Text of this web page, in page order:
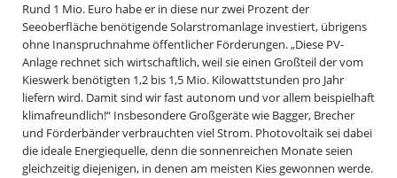
Rund 1 Mio. Euro habe er in diese nur zwei Prozent der
Seeoberfläche benötigende Solarstromanlage investiert, übrigens
ohne Inanspruchnahme öffentlicher Förderungen. „Diese PV-
Anlage rechnet sich wirtschaftlich, weil sie einen Großteil der vom
Kieswerk benötigten 1,2 bis 1,5 Mio. Kilowattstunden pro Jahr
liefern wird. Damit sind wir fast autonom und vor allem beispielhaft
klimafreundlich!“ Insbesondere Großgeräte wie Bagger, Brecher
und Förderbänder verbrauchten viel Strom. Photovoltaik sei dabei
die ideale Energiequelle, denn die sonnenreichen Monate seien
gleichzeitig diejenigen, in denen am meisten Kies gewonnen werde.